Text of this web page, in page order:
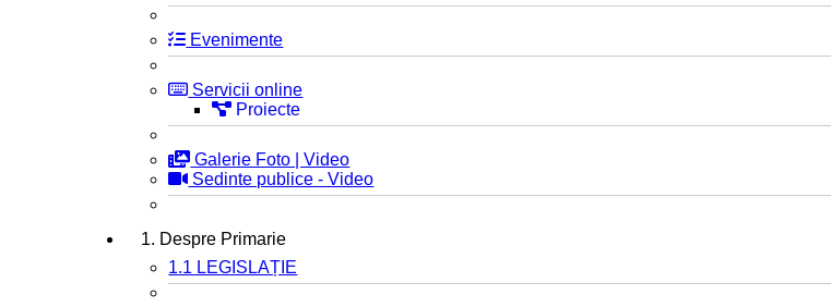
Evenimente
Servicii online
Proiecte
Galerie Foto | Video
Sedinte publice - Video
1. Despre Primarie
1.1 LEGISLAȚIE